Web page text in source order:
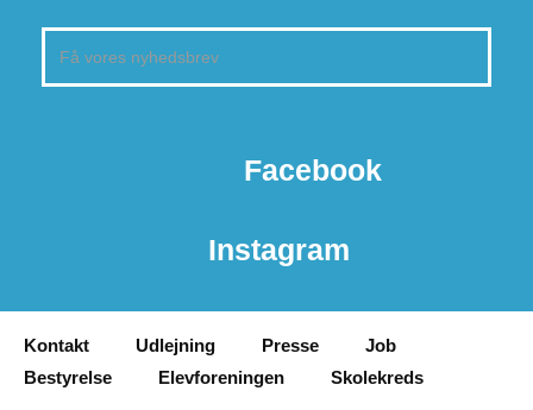
Facebook
Instagram
Kontakt Udlejning Presse
Job
Bestyrelse
Elevforeningen Skolekreds